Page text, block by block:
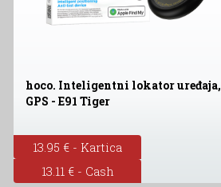
hoco. Inteligentni lokator uređaja,
GPS - E91 Tiger
13.95 € - Kartica
13.11 € - Cash